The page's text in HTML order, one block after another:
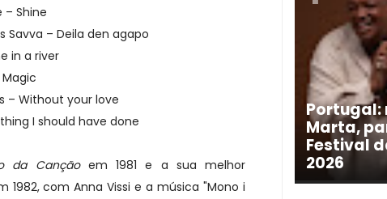
– Shine
Savva – Deila den agapo
in a river
– Without your love
I should have done
da Cançãoem 1981 e a sua melhor
com Anna Vissi e a música "Mono i
Portugal:
Marta,
Festival
2026